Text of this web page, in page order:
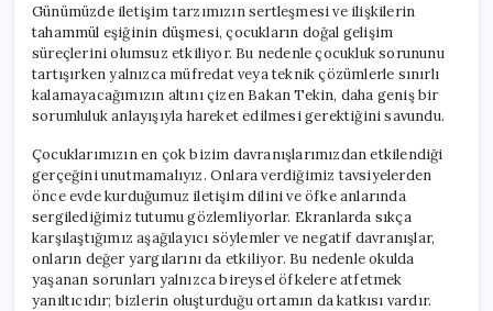
Günümüzde iletişim tarzımızın sertleşmesi ve ilişkilerin
tahammül eşiğinin düşmesi, çocukların doğal gelişim
süreçlerini olumsuz etkiliyor. Bu nedenle çocukluk sorununu
tartışırken yalnızca müfredat veya teknik çözümlerle sınırlı
kalamayacağımızın altını çizen Bakan Tekin, daha geniş bir
sorumluluk anlayışıyla hareket edilmesi gerektiğini savundu.
Çocuklarımızın en çok bizim davranışlarımızdan etkilendiği
gerçeğini unutmamalıyız. Onlara verdiğimiz tavsiyelerden
önce evde kurduğumuz iletişim dilini ve öfke anlarında
sergilediğimiz tutumu gözlemliyorlar. Ekranlarda sıkça
karşılaştığımız aşağılayıcı söylemler ve negatif davranışlar,
onların değer yargılarını da etkiliyor. Bu nedenle okulda
yaşanan sorunları yalnızca bireysel öfkelere atfetmek
yanıltıcıdır; bizlerin oluşturduğu ortamın da katkısı vardır.